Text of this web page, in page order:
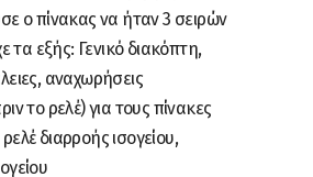
ο πίνακας να ήταν 3 σειρών
τα εξής: Γενικό διακόπτη,
αναχωρήσεις
το ρελέ) για τους πίνακες
διαρροής ισογείου,